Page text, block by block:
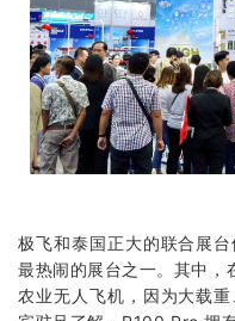
极飞和泰国正大的联合展
最热闹的展台之一。其中
农业无人飞机，因为大载